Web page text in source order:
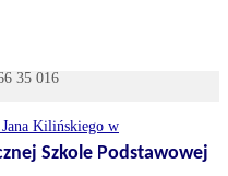
35 016
Szkole Podstawowej